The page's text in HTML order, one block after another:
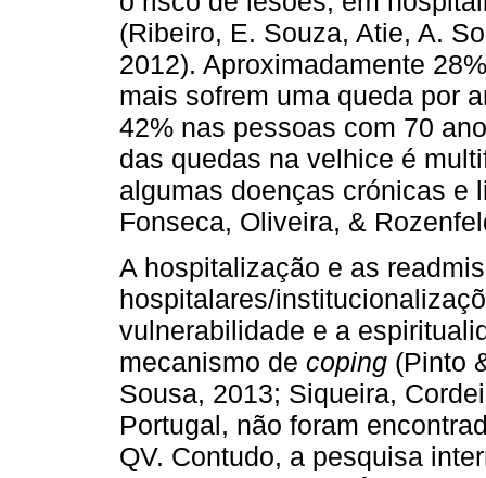
(Ribeiro, E. Souza, Atie, A.
2012). Aproximadamente
mais sofrem uma queda por
42% nas pessoas com 70
das quedas na velhice é
algumas doenças crónicas e
Fonseca, Oliveira, &
A hospitalização e as
hospitalares/
vulnerabilidade e a
mecanismo de coping (Pinto
Sousa, 2013; Siqueira,
Portugal, não foram
QV. Contudo, a pesquisa